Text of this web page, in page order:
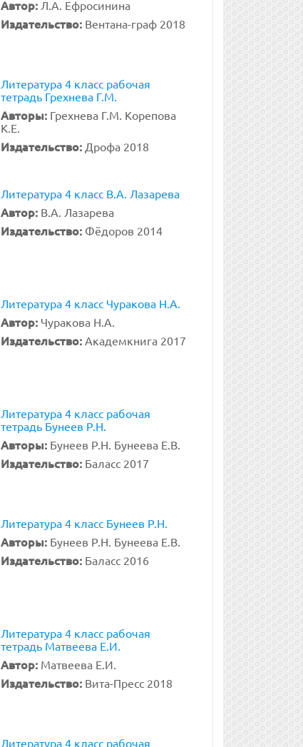
Автор: Л.А. Ефросинина
Издательство: Вентана-граф 2018
Литература 4 класс рабочая
тетрадь Грехнева Г.М.
Авторы: Грехнева Г.М. Корепова
К.Е.
Издательство: Дрофа 2018
Литература 4 класс В.А. Лазарева
Автор: В.А. Лазарева
Издательство: Фёдоров 2014
Литература 4 класс Чуракова Н.А.
Автор: Чуракова Н.А.
Издательство: Академкнига 2017
Литература 4 класс рабочая
тетрадь Бунеев Р.Н.
Авторы: Бунеев Р.Н. Бунеева Е.В.
Издательство: Баласс 2017
Литература 4 класс Бунеев Р.Н.
Авторы: Бунеев Р.Н. Бунеева Е.В.
Издательство: Баласс 2016
Литература 4 класс рабочая
тетрадь Матвеева Е.И.
Автор: Матвеева Е.И.
Издательство: Вита-Пресс 2018
Литература 4 класс рабочая